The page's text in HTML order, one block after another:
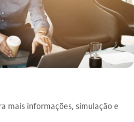
mais informações, simulação e